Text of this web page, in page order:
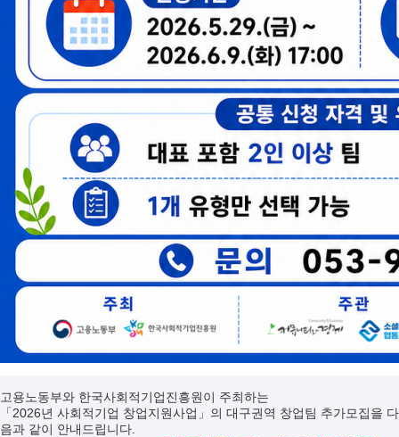
고용노동부와 한국사회적기업진흥원이 주최하는
「2026년 사회적기업 창업지원사업」의 대구권역 창업팀 추가모집을 다
음과 같이 안내드립니다.